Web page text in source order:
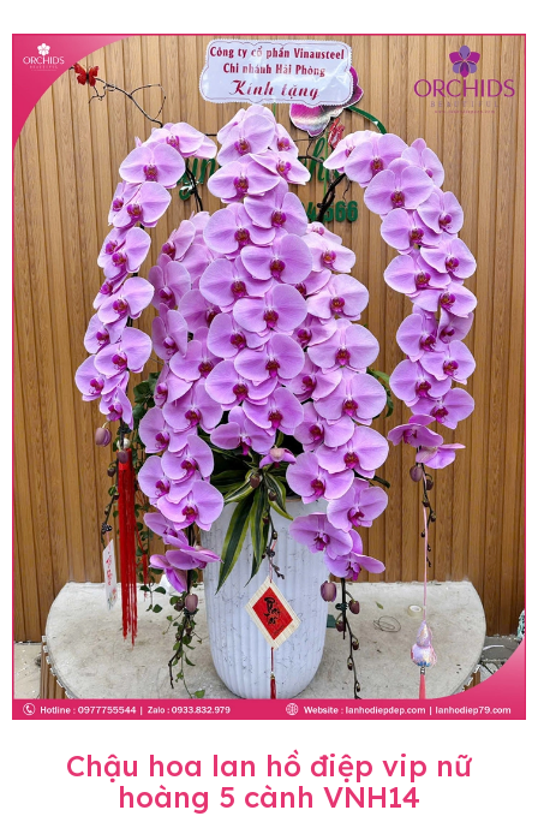
• Giá trên được miễn ship giao trong nội thành,
miễn phí in thiệp - banner theo yêu cầu khách
hàng.
• Beautiful Orchids liên kết với các cửa hàng
trên toàn quốc để phục vụ giao hoa tận nơi, mỗi
khu vực sẽ có mức giá khác nhau (tùy vào chi
phí mặt bằng, nguyên vật liệu,..) nên giá có thể sẽ
thay đổi so với giá niêm yết trên website. Khách
hàng ở Tỉnh thành khác vui lòng chủ động hỏi lại
giá trước khi đặt hàng, shop sẽ chủ động báo giá
chính xác khi có địa chỉ giao hàng cụ thể.
Chậu hoa lan hồ điệp vip nữ
hoàng 5 cành VNH14